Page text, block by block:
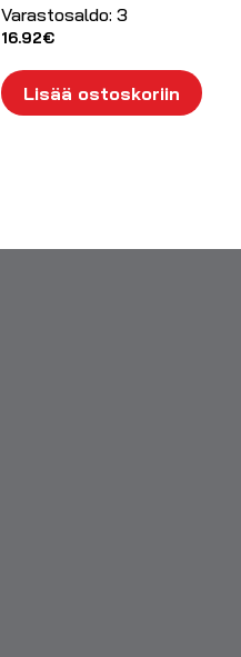
Varastosaldo: 3
16.92€
Lisää ostoskoriin